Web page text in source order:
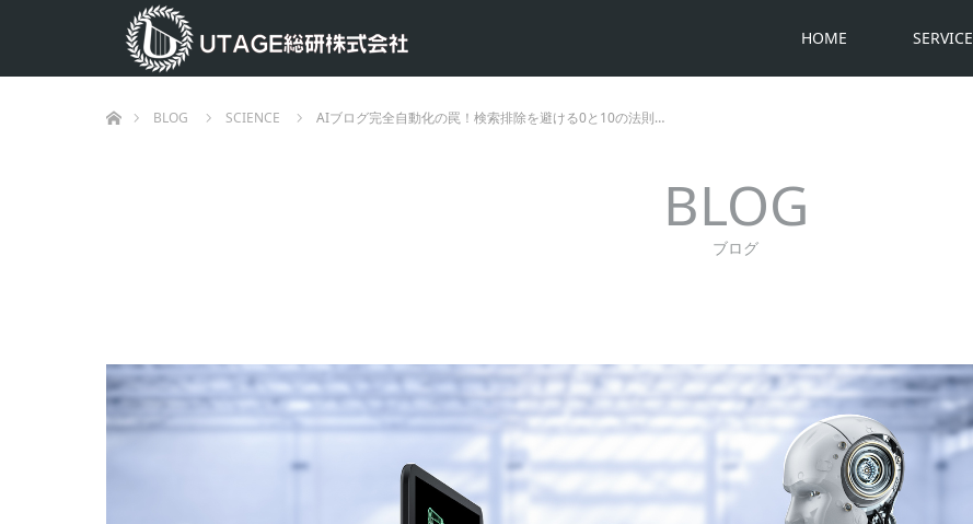
HOME SERVICE
BLOG
SCIENCE AIブログ完全自動化の罠！検索排除を避ける0と10の法則…
BLOG
ブログ